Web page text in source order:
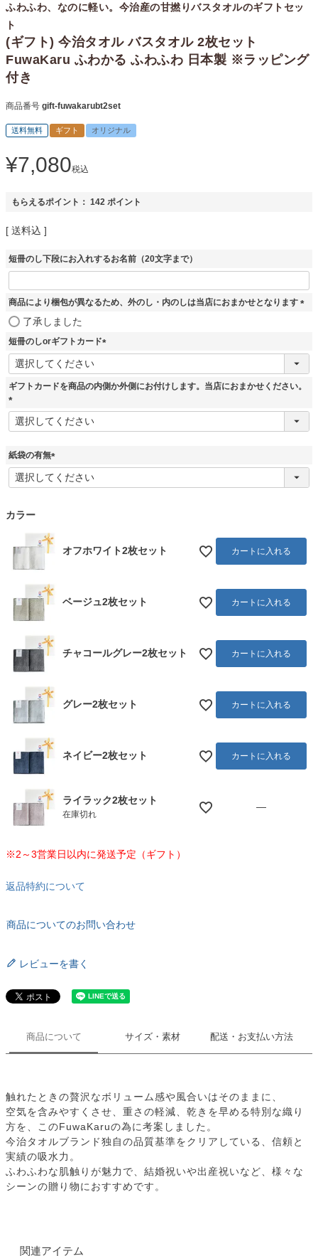
ふわふわ、なのに軽い。今治産の甘撚りバスタオルのギフトセッ
ト
(ギフト) 今治タオル バスタオル 2枚セット
FuwaKaru ふわかる ふわふわ 日本製 ※ラッピング
付き
商品番号 gift-fuwakarubt2set
送料無料 ギフト オリジナル
¥7,080税込
もらえるポイント： 142 ポイント
送料込
短冊のし下段にお入れするお名前（20文字まで）
商品により梱包が異なるため、外のし・内のしは当店におまかせとなります
)
了承しました
短冊のしorギフトカード
(
須
ギフトカードを商品の内側か外側にお付けします。当店におまかせください。
(
必
)紙袋の有無
(
必
カラー
オフホワイト2枚セット カートに入れる
ベージュ2枚セット カートに入れる
チャコールグレー2枚セット カートに入れる
グレー2枚セット カートに入れる
ネイビー2枚セット カートに入れる
ライラック2枚セット
在庫切れ
—
※2～3営業日以内に発送予定（ギフト）
返品特約について
商品についてのお問い合わせ
レビューを書く
商品について サイズ・素材 配送・お支払い方法
触れたときの贅沢なボリューム感や風合いはそのままに、
空気を含みやすくさせ、重さの軽減、乾きを早める特別な織り
方を、このFuwaKaruの為に考案しました。
今治タオルブランド独自の品質基準をクリアしている、信頼と
実績の吸水力。
ふわふわな肌触りが魅力で、結婚祝いや出産祝いなど、様々な
シーンの贈り物におすすめです。
関連アイテム